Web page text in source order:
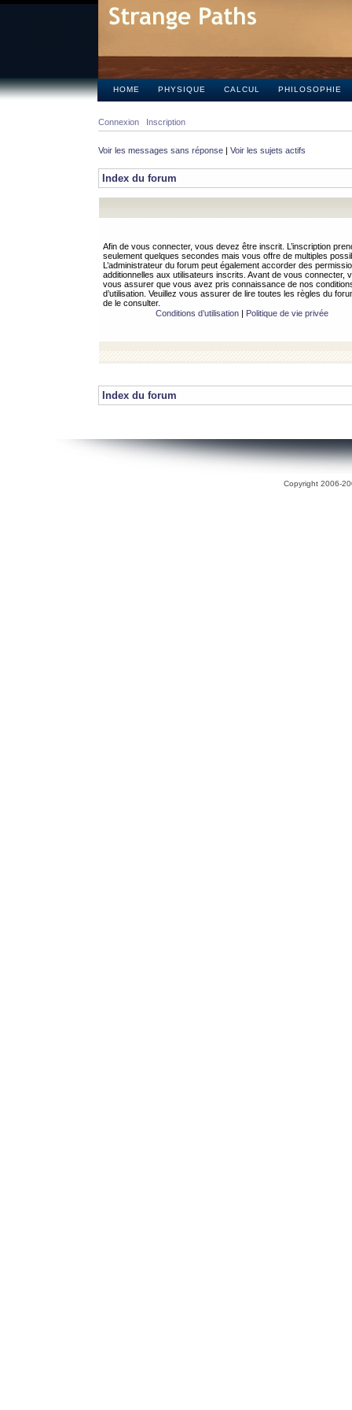
HOME PHYSIQUE CALCUL PHILOSOPHIE
Connexion Inscription
Voir les messages sans réponse | Voir les sujets actifs
Index du forum
Afin de vous connecter, vous devez être inscrit. L’inscription
seulement quelques secondes mais vous offre de multiples
L’administrateur du forum peut également accorder des
additionnelles aux utilisateurs inscrits. Avant de vous connecter,
vous assurer que vous avez pris connaissance de nos
d’utilisation. Veuillez vous assurer de lire toutes les règles du
de le consulter.
Conditions d’utilisation| Politique de vie privée
Index du forum
Copyright 2006-